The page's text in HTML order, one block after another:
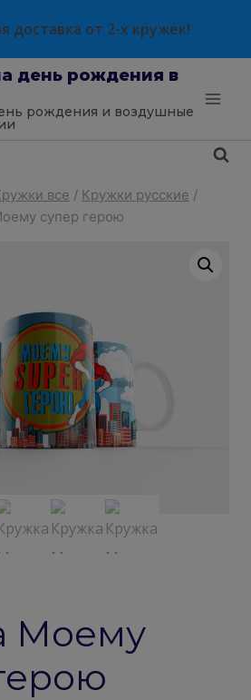
доставка от 2-х кружек!
день рождения в
рождения и воздушные
все / Кружки русские /
супер герою
Моему